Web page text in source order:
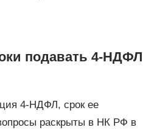
подавать 4-НДФЛ
4-НДФЛ, срок ее
раскрыты в НК РФ в